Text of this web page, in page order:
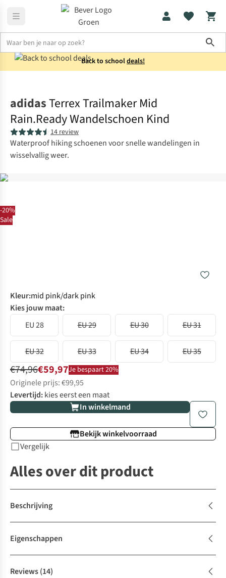
Back to schooldeals!
-20%
Sale
adidasTerrex Trailmaker Mid
Rain.Ready Wandelschoen Kind
14 review
Waterproof hiking schoenen voor snelle wandelingen in
wisselvallig weer.
Kleur:mid pink/dark pink
Kies jouw maat:
EU 28
EU 29 EU 30 EU 31
EU 32 EU 33 EU 34 EU 35
€74,96€59,97Je bespaart 20%
Originele prijs: €99,95
Levertijd:kies eerst een maat
In winkelmand
Bekijk winkelvoorraad
Vergelijk
Alles over dit product
Beschrijving
Eigenschappen
Reviews(14)